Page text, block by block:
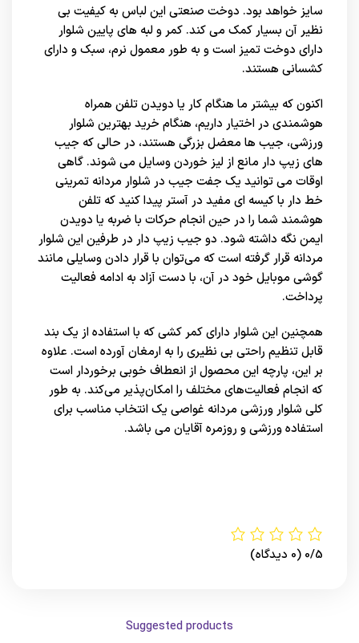
سایز خواهد بود. دوخت صنعتی این لباس به کیفیت بی
نظیر آن بسیار کمک می کند. کمر و لبه های پایین شلوار
دارای دوخت تمیز است و به طور معمول نرم، سبک و دارای
کشسانی هستند.
اکنون که بیشتر ما هنگام کار یا دویدن تلفن همراه
هوشمندی در اختیار داریم، هنگام خرید بهترین شلوار
ورزشی، جیب ها معضل بزرگی هستند، در حالی که جیب
های زیپ دار مانع از لیز خوردن وسایل می شوند. گاهی
اوقات می توانید یک جفت جیب در شلوار مردانه تمرینی
خط دار با کیسه ای مفید در آستر پیدا کنید که تلفن
هوشمند شما را در حین انجام حرکات با ضربه یا دویدن
ایمن نگه داشته شود. دو جیب زیپ دار در طرفین این شلوار
مردانه قرار گرفته است که می‌توان با قرار دادن وسایلی مانند
گوشی موبایل خود در آن، با دست آزاد به ادامه فعالیت
پرداخت.
همچنین این شلوار دارای کمر کشی که با استفاده از یک بند
قابل تنظیم راحتی بی نظیری را به ارمغان آورده است. علاوه
بر این، پارچه این محصول از انعطاف خوبی برخوردار است
که انجام فعالیت‌های مختلف را امکان‌پذیر می‌کند. به طور
کلی شلوار ورزشی مردانه غواصی یک انتخاب مناسب برای
استفاده ورزشی و روزمره آقایان می باشد.
0/5 (0 دیدگاه)
Suggested products